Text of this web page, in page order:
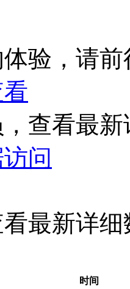
验，请
查看最
问
最新详细
时间